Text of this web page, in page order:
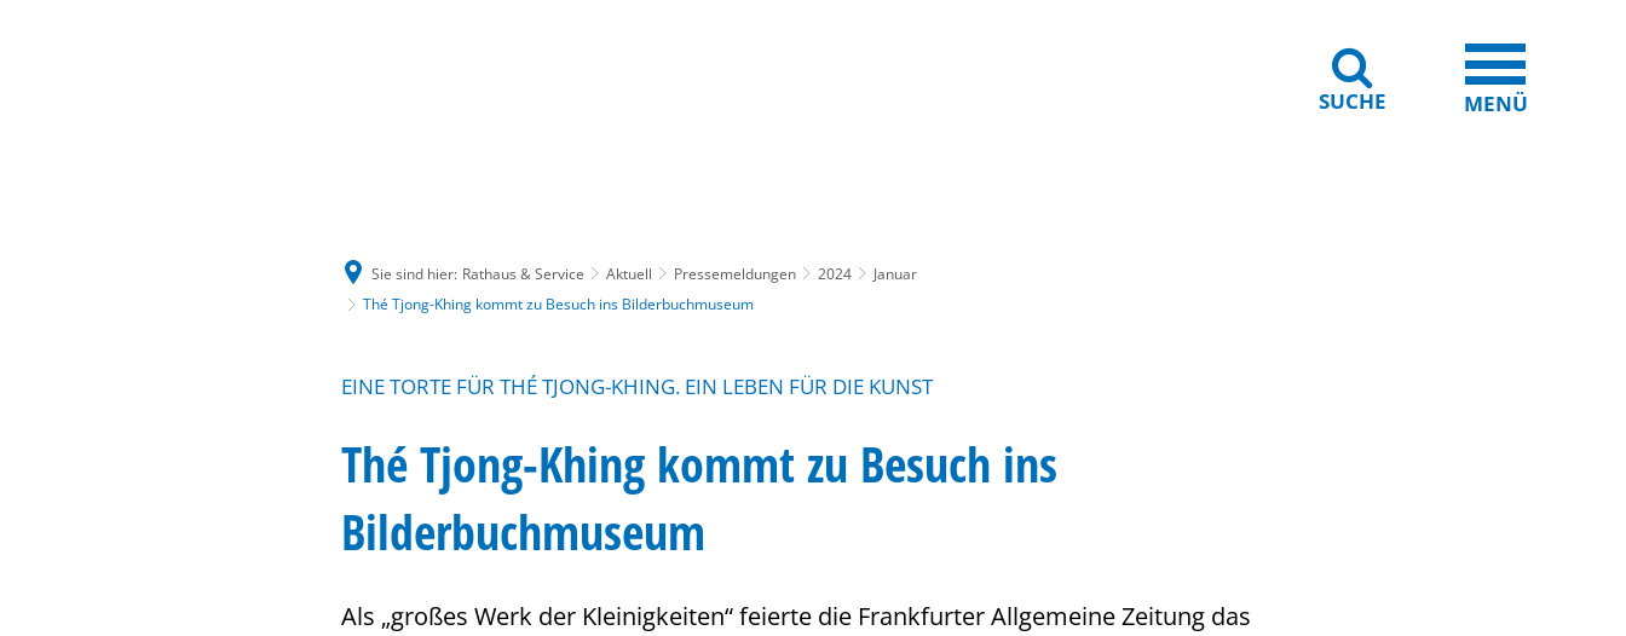
SUCHE MENÜ
Sie sind hier: Rathaus & Service Aktuell Pressemeldungen 2024
Januar
Thé Tjong-Khing kommt zu Besuch ins Bilderbuchmuseum
EINE TORTE FÜR THÉ TJONG-KHING. EIN LEBEN FÜR DIE KUNST
Thé Tjong-Khing kommt zu Besuch ins
Bilderbuchmuseum
Als „großes Werk der Kleinigkeiten“ feierte die Frankfurter Allgemeine Zeitung das